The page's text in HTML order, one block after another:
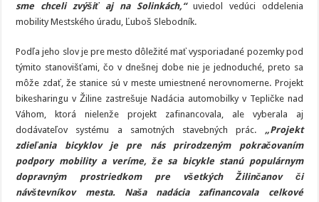
sme chceli zvýšiť aj na Solinkách,“
uviedol vedúci oddelenia
mobility Mestského úradu, Ľuboš Slebodník.
Podľa jeho slov je pre mesto dôležité mať vysporiadané pozemky pod
týmito stanovišťami, čo v dnešnej dobe nie je jednoduché, preto sa
môže zdať, že stanice sú v meste umiestnené nerovnomerne. Projekt
bikesharingu v Žiline zastrešuje Nadácia automobilky v Tepličke nad
Váhom, ktorá nielenže projekt zafinancovala, ale vyberala aj
dodávateľov systému a samotných stavebných prác. „Projekt
zdieľania bicyklov je pre nás prirodzeným pokračovaním
podpory mobility a veríme, že sa bicykle stanú populárnym
dopravným prostriedkom pre všetkých Žilinčanov či
návštevníkov mesta. Naša nadácia zafinancovala celkové